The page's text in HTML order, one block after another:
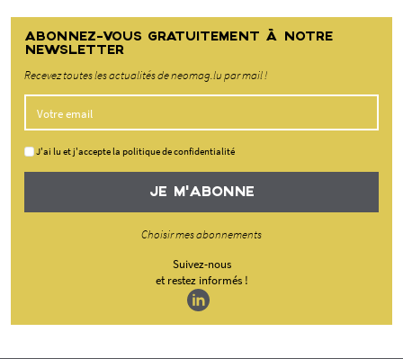
ABONNEZ-VOUS GRATUITEMENT À NOTRE
NEWSLETTER
Recevez toutes les actualités de neomag.lu par mail !
J'ai lu et j'accepte la politique de confidentialité
JE M'ABONNE
Choisir mes abonnements
Suivez-nous
et restez informés !